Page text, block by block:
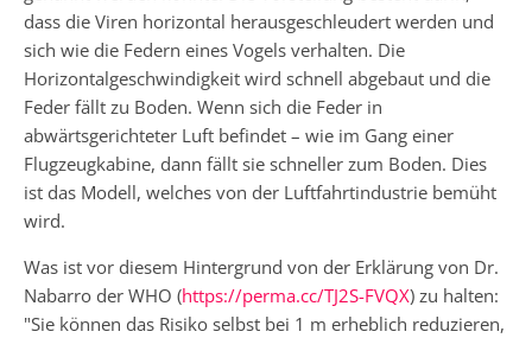
dass die Viren horizontal herausgeschleudert werden und
sich wie die Federn eines Vogels verhalten. Die
Horizontalgeschwindigkeit wird schnell abgebaut und die
Feder fällt zu Boden. Wenn sich die Feder in
abwärtsgerichteter Luft befindet – wie im Gang einer
Flugzeugkabine, dann fällt sie schneller zum Boden. Dies
ist das Modell, welches von der Luftfahrtindustrie bemüht
wird.
Was ist vor diesem Hintergrund von der Erklärung von Dr.
Nabarro der WHO (https://perma.cc/TJ2S-FVQX) zu halten:
"Sie können das Risiko selbst bei 1 m erheblich reduzieren,